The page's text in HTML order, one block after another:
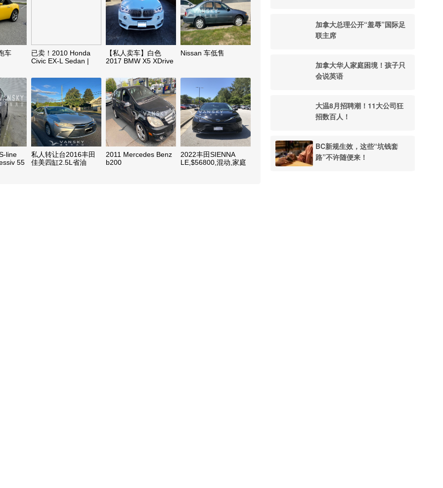
加拿大总理公开“羞辱”国际足
联主席
加拿大华人家庭困境！孩子只
会说英语
大温8月招聘潮！11大公司狂
招数百人！
BC新规生效，这些“坑钱套
路”不许随便来！
车
已卖！2010 Honda
Civic EX-L Sedan |
Accident | 120,000km
| $8,800
【私人卖车】白色
2017 BMW X5 XDrive
Nissan 车低售
line
55
私人转让台2016丰田
佳美四缸2.5L省油
2011 Mercedes Benz
b200
2022丰田SIENNA
LE,$56800,混动,家庭